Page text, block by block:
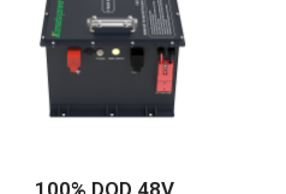
100% DOD 48V